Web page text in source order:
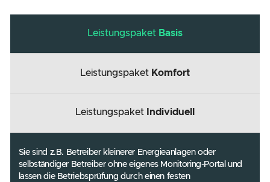
zurück und holen Sie das Beste aus Ihrer
Anlage heraus – volle Kontrolle, kein
Aufwand, maximaler Ertrag.
LeistungspaketBasis
LeistungspaketKomfort